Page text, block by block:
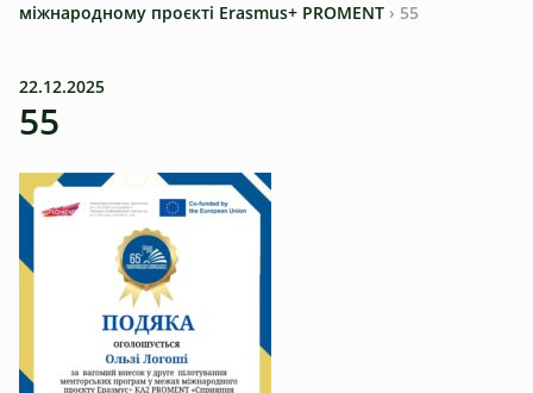
міжнародному проєкті Erasmus+ PROMENT › 55
22.12.2025
55